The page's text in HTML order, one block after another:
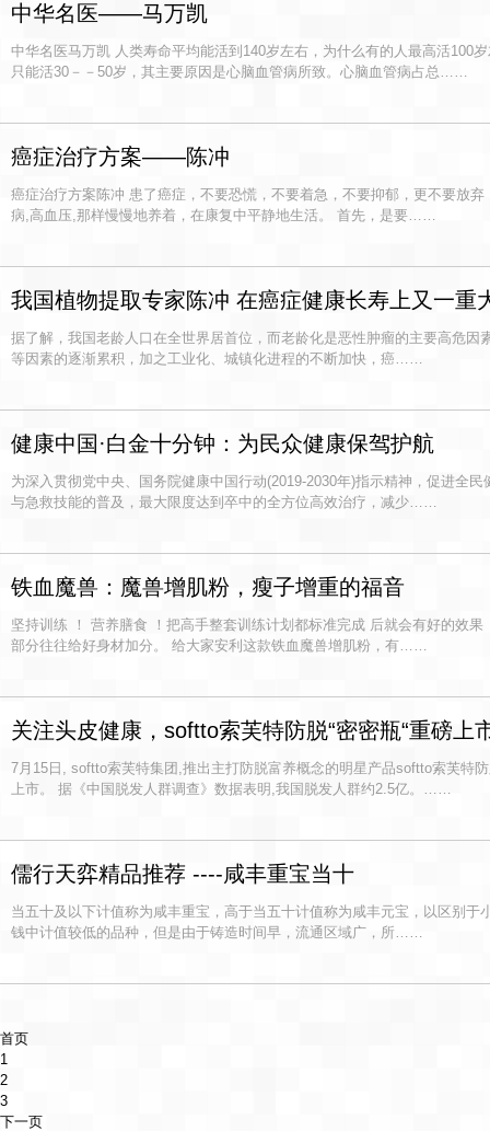
中华名医——马万凯
中华名医马万凯 人类寿命平均能活到140岁左右，为什么有的人最高活100
只能活30－－50岁，其主要原因是心脑血管病所致。心脑血管病占总……
癌症治疗方案——陈冲
癌症治疗方案陈冲 患了癌症，不要恐慌，不要着急，不要抑郁，更不要放
病,高血压,那样慢慢地养着，在康复中平静地生活。 首先，是要……
我国植物提取专家陈冲 在癌症健康长寿上又一重
据了解，我国老龄人口在全世界居首位，而老龄化是恶性肿瘤的主要高危因
等因素的逐渐累积，加之工业化、城镇化进程的不断加快，癌……
健康中国·白金十分钟：为民众健康保驾护航
为深入贯彻党中央、国务院健康中国行动(2019-2030年)指示精神，促进全
与急救技能的普及，最大限度达到卒中的全方位高效治疗，减少……
铁血魔兽：魔兽增肌粉，瘦子增重的福音
坚持训练 ！ 营养膳食 ！把高手整套训练计划都标准完成 后就会有好的效
部分往往给好身材加分。 给大家安利这款铁血魔兽增肌粉，有……
关注头皮健康，softto索芙特防脱“密密瓶“重磅上
7月15日, softto索芙特集团,推出主打防脱富养概念的明星产品softto索芙特
上市。 据《中国脱发人群调查》数据表明,我国脱发人群约2.5亿。……
儒行天弈精品推荐 ----咸丰重宝当十
当五十及以下计值称为咸丰重宝，高于当五十计值称为咸丰元宝，以区别
钱中计值较低的品种，但是由于铸造时间早，流通区域广，所……
首页
1
2
3
下一页